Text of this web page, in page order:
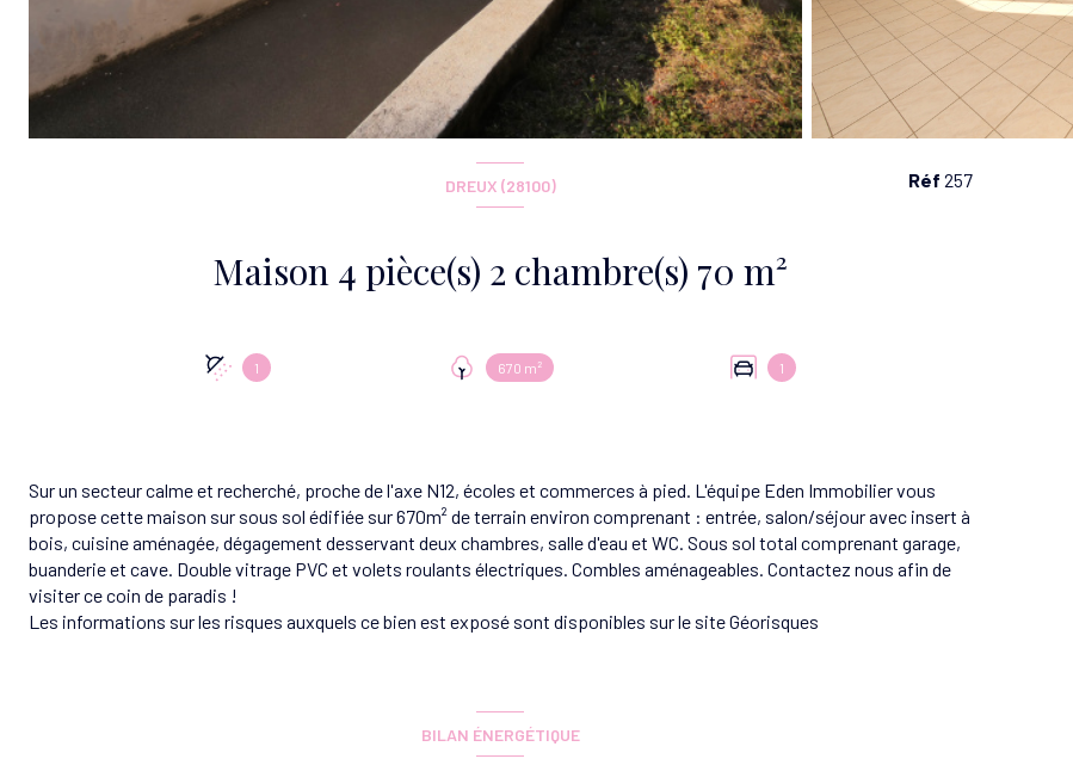
DREUX (28100)
Maison 4 pièce(s) 2 chambre(s) 70 m²
1 670 m² 1
Réf 257
Sur un secteur calme et recherché, proche de l'axe N12, écoles et commerces à pied. L'équipe Eden Immobilier vous
propose cette maison sur sous sol édifiée sur 670m² de terrain environ comprenant : entrée, salon/séjour avec insert à
bois, cuisine aménagée, dégagement desservant deux chambres, salle d'eau et WC. Sous sol total comprenant garage,
buanderie et cave. Double vitrage PVC et volets roulants électriques. Combles aménageables. Contactez nous afin de
visiter ce coin de paradis !
Les informations sur les risques auxquels ce bien est exposé sont disponibles sur le siteGéorisques
BILAN ÉNERGÉTIQUE